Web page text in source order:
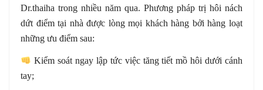
Dr.thaiha trong nhiều năm qua. Phương pháp trị hôi nách
dứt điểm tại nhà được lòng mọi khách hàng bởi hàng loạt
những ưu điểm sau:
Kiểm soát ngay lập tức việc tăng tiết mồ hôi dưới cánh
tay;